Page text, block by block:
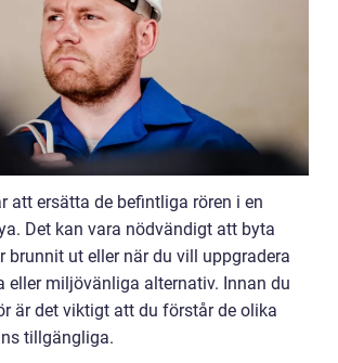
att ersätta de befintliga rören i en
Det kan vara nödvändigt att byta
brunnit ut eller när du vill uppgradera
eller miljövänliga alternativ. Innan du
är det viktigt att du förstår de olika
tillgängliga.